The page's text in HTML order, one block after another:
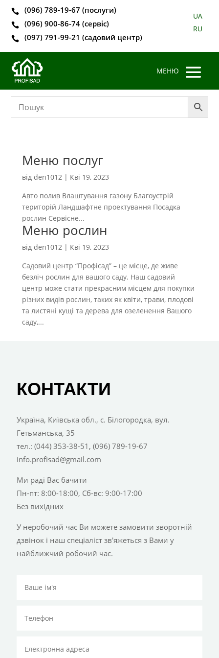
 (096) 789-19-67 (послуги)
 (096) 900-86-74 (сервіс)
 (097) 791-99-21 (садовий центр)
UA
RU
Меню послуг
від den1012| Кві 19, 2023
Авто полив Влаштування газону Благоустрій
територій Ландшафтне проектування Посадка
рослин Сервісне...
Меню рослин
від den1012| Кві 19, 2023
Садовий центр “Профісад” – це місце, де живе
безліч рослин для вашого саду. Наш садовий
центр може стати прекрасним місцем для покупки
різних видів рослин, таких як квіти, трави, плодові
та листяні кущі та дерева для озеленення Вашого
саду,...
КОНТАКТИ
Україна, Київська обл., с. Білогородка, вул.
Гетьманська, 35
тел.: (044) 353-38-51, (096) 789-19-67
info.profisad@gmail.com
Ми раді Вас бачити
Пн-пт: 8:00-18:00, Сб-вс: 9:00-17:00
Без вихідних
У неробочий час Ви можете замовити зворотній
дзвінок і наш спеціаліст зв'яжеться з Вами у
найближчий робочий час.